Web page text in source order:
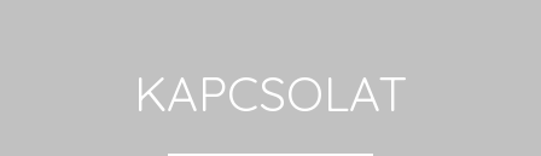
KAPCSOLAT